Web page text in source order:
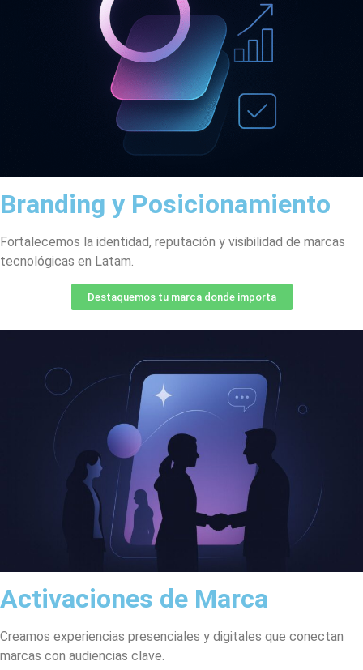
Branding y Posicionamiento
Fortalecemos la identidad, reputación y visibilidad de marcas
tecnológicas en Latam.
Destaquemos tu marca donde importa
Activaciones de Marca
Creamos experiencias presenciales y digitales que conectan
marcas con audiencias clave.